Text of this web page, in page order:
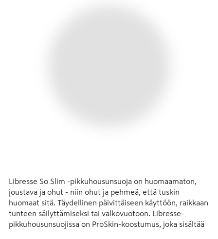
Libresse So Slim -pikkuhousunsuoja on huomaamaton,
joustava ja ohut - niin ohut ja pehmeä, että tuskin
huomaat sitä. Täydellinen päivittäiseen käyttöön, raikkaan
tunteen säilyttämiseksi tai valkovuotoon. Libresse-
pikkuhousunsuojissa on ProSkin-koostumus, joka sisältää